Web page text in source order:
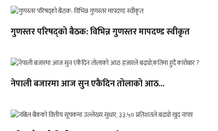
गुणस्तर परिषद्को बैठक: विभिन्न गुणस्तर मापदण्ड स्वीकृत
नेपाली बजारमा आज सुन एकैदिन तोलाको आठ...